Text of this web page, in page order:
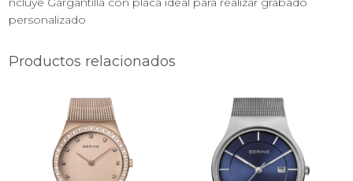
personalizado
Productos relacionados